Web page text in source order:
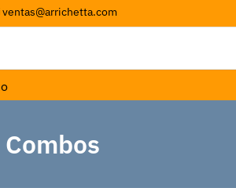
ventas@arrichetta.com
Combos